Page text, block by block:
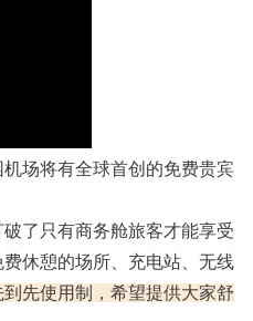
场将有全球首创的免费贵宾
了只有商务舱旅客才能享受
休憩的场所、充电站、无线
到先使用制，希望提供大家舒